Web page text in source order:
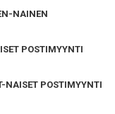
NAINEN
POSTIMYYNTI
NAISET POSTIMYYNTI